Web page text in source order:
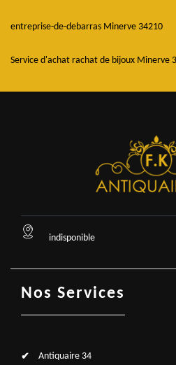
entreprise-de-debarras Minerve 34210
Service d'achat rachat de bijoux Minerve
indisponible
Nos Services
Antiquaire 34